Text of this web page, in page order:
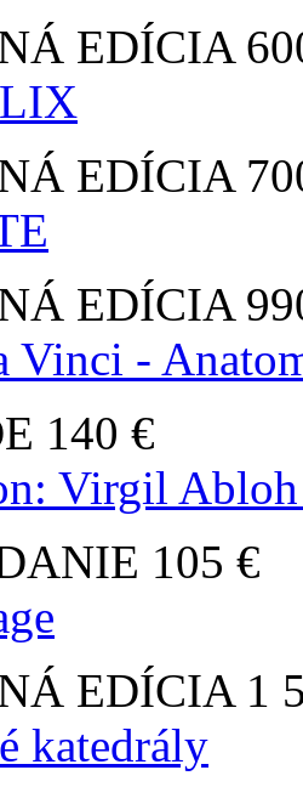
EDÍCIA
EDÍCIA
EDÍCIA
Vinci -
140 €
Virgil
105 €
EDÍCIA 1
katedrály